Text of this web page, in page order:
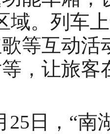
域。列车
等互动活
，让旅
25日，“南